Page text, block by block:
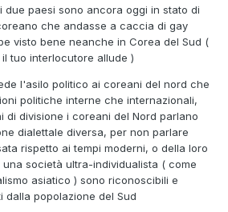
due paesi sono ancora oggi in stato di
che andasse a caccia di gay
visto bene neanche in Corea del Sud (
tuo interlocutore allude )
l'asilo politico ai coreani del nord che
politiche interne che internazionali,
di divisione i coreani del Nord parlano
dialettale diversa, per non parlare
rispetto ai tempi moderni, o della loro
società ultra-individualista ( come
asiatico ) sono riconoscibili e
dalla popolazione del Sud